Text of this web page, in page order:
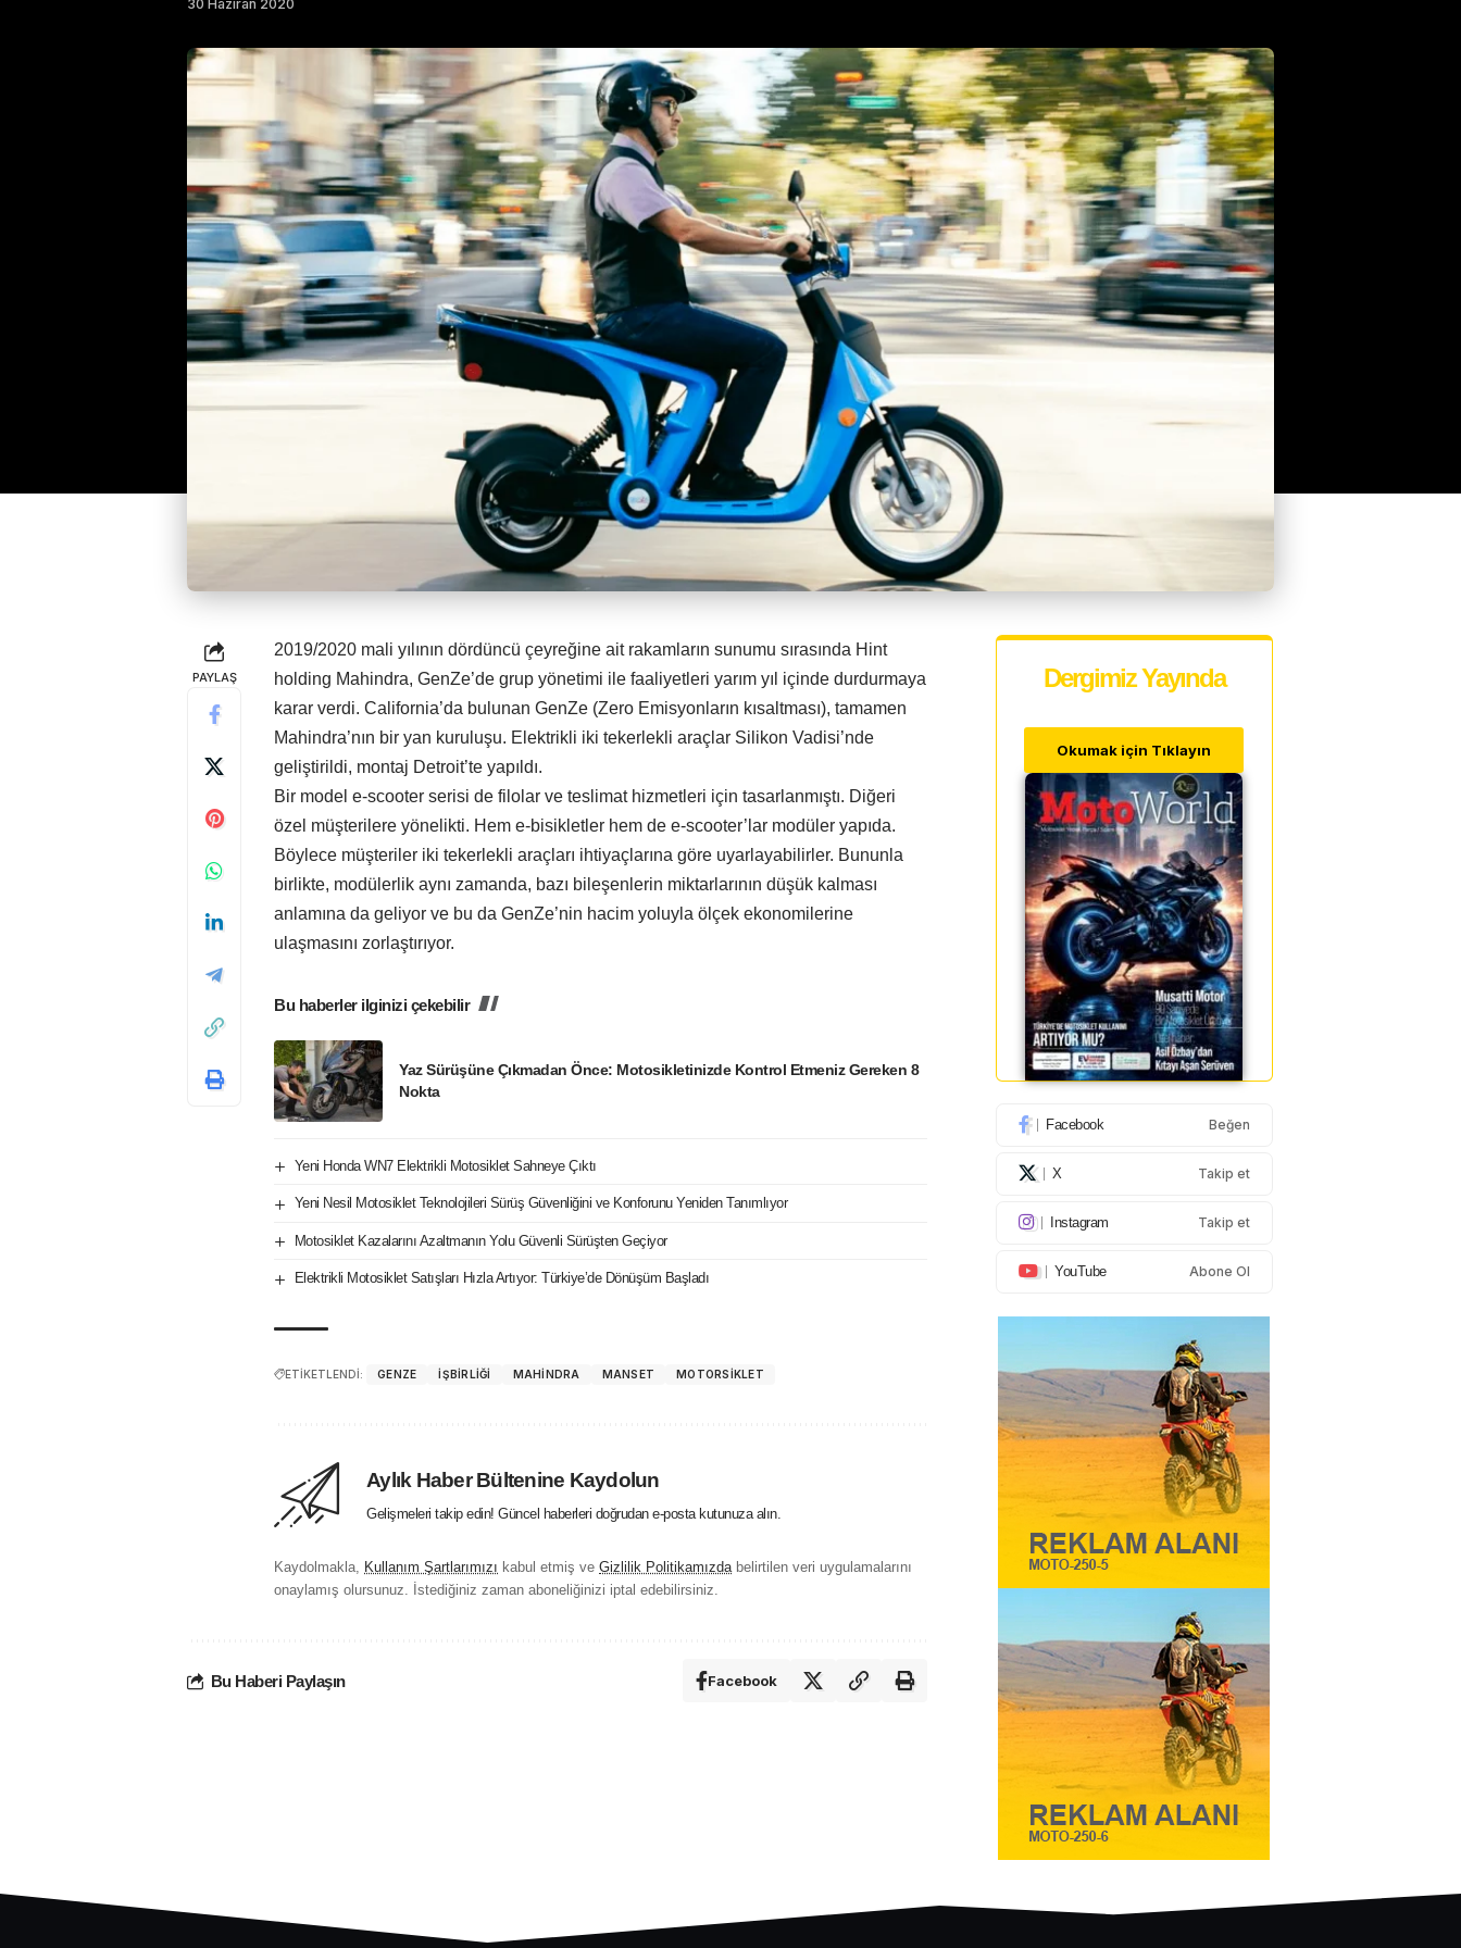
30 Haziran 2020
PAYLAŞ
2019/2020 mali yılının dördüncü çeyreğine ait rakamların sunumu sırasında Hint
holding Mahindra, GenZe’de grup yönetimi ile faaliyetleri yarım yıl içinde durdurmaya
karar verdi. California’da bulunan GenZe (Zero Emisyonların kısaltması), tamamen
Mahindra’nın bir yan kuruluşu. Elektrikli iki tekerlekli araçlar Silikon Vadisi’nde
geliştirildi, montaj Detroit’te yapıldı.
Bir model e-scooter serisi de filolar ve teslimat hizmetleri için tasarlanmıştı. Diğeri
özel müşterilere yönelikti. Hem e-bisikletler hem de e-scooter’lar modüler yapıda.
Böylece müşteriler iki tekerlekli araçları ihtiyaçlarına göre uyarlayabilirler. Bununla
birlikte, modülerlik aynı zamanda, bazı bileşenlerin miktarlarının düşük kalması
anlamına da geliyor ve bu da GenZe’nin hacim yoluyla ölçek ekonomilerine
ulaşmasını zorlaştırıyor.
Bu haberler ilginizi çekebilir
Yaz Sürüşüne Çıkmadan Önce: Motosikletinizde Kontrol Etmeniz Gereken 8
Nokta
Yeni Honda WN7 Elektrikli Motosiklet Sahneye Çıktı
Yeni Nesil Motosiklet Teknolojileri Sürüş Güvenliğini ve Konforunu Yeniden Tanımlıyor
Motosiklet Kazalarını Azaltmanın Yolu Güvenli Sürüşten Geçiyor
Elektrikli Motosiklet Satışları Hızla Artıyor: Türkiye’de Dönüşüm Başladı
ETİKETLENDİ: GENZE IŞBIRLIĞI MAHINDRA MANSET MOTORSIKLET
Aylık Haber Bültenine Kaydolun
Gelişmeleri takip edin! Güncel haberleri doğrudan e-posta kutunuza alın.
Kaydolmakla, Kullanım Şartlarımızı kabul etmiş ve Gizlilik Politikamızdabelirtilen veri uygulamalarını
onaylamış olursunuz. İstediğiniz zaman aboneliğinizi iptal edebilirsiniz.
Bu Haberi Paylaşın Facebook
Dergimiz Yayında
Okumak için Tıklayın
Facebook Beğen
X Takip et
Instagram Takip et
YouTube Abone Ol